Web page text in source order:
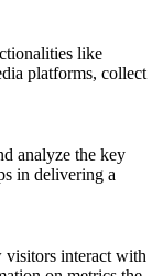
like
platforms, collect
analyze the key
in delivering a
visitors interact with